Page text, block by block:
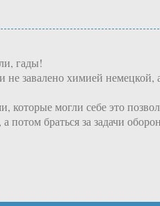
гады!
не завалено химией
могли себе это
потом браться за задачи